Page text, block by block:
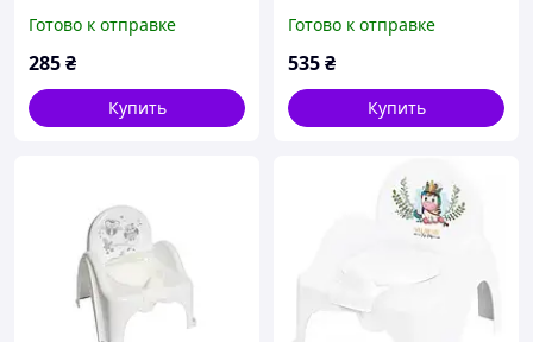
Готово к отправке
285₴
Купить
голубой
Готово к отправке
535₴
Купить